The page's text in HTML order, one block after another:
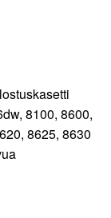
8100, 8600,
8625, 8630